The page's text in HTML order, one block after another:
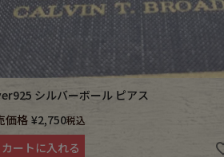
シルバーボール ピアス
価格 ¥2,750税込
カートに入れる